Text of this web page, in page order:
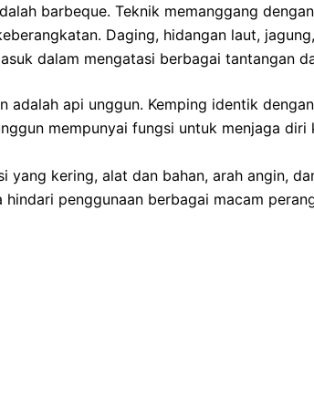
barbeque. Teknik memanggang
Daging, hidangan laut,
dalam mengatasi berbagai tantangan
api unggun. Kemping identik
mempunyai fungsi untuk menjaga
kering, alat dan bahan, arah angin,
penggunaan berbagai macam